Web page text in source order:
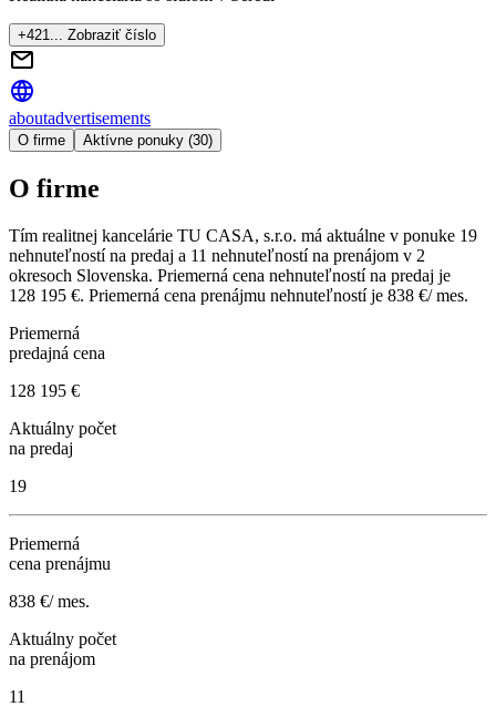
+421... Zobraziť číslo
aboutadvertisements
O firme Aktívne ponuky (30)
O firme
Tím realitnej kancelárie TU CASA, s.r.o. má aktuálne v ponuke 19
nehnuteľnostína predaj a 11 nehnuteľnostína prenájom v 2
okresoch Slovenska. Priemerná cena nehnuteľností na predaj je
128 195 €. Priemerná cena prenájmu nehnuteľností je 838 €/ mes.
Priemerná
predajná cena
128 195 €
Aktuálny počet
na predaj
19
Priemerná
cena prenájmu
838 €/ mes.
Aktuálny počet
na prenájom
11